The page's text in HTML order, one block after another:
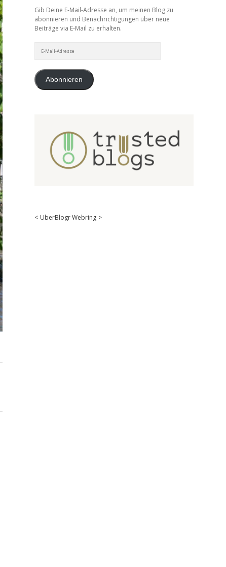
Gib Deine E-Mail-Adresse an, um meinen Blog zu
abonnieren und Benachrichtigungen über neue
Beiträge via E-Mail zu erhalten.
Mail-
Abonnieren
< UberBlogr Webring >